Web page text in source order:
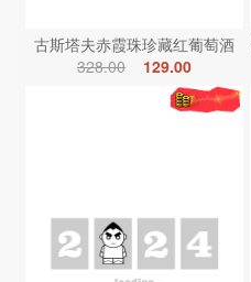
古斯塔夫赤霞珠珍藏红葡萄酒
328.00
129.00